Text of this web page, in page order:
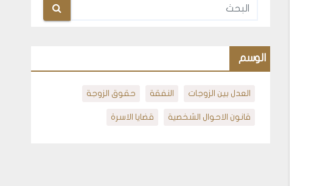
الوسم
العدل بين الزوجات النفقة حقوق الزوجة
قانون الاحوال الشخصية قضايا الاسرة